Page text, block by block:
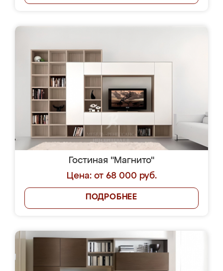
Гостиная "Магнито"
Цена: от 68 000 руб.
ПОДРОБНЕЕ